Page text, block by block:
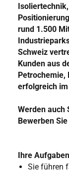
rund 1.500
Schweiz
Kunden aus
Petrochemie,
erfolgreich im
Werden auch
Bewerben
Ihre
Sie führen